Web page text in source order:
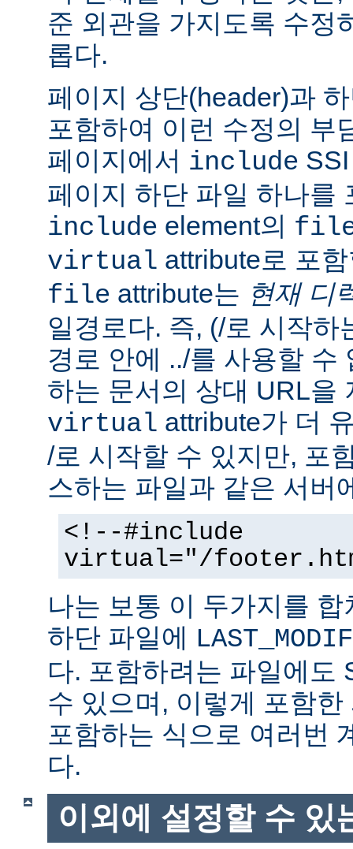
준 외관을 가지도록 수정
롭다.
페이지 상단(header)과
포함하여 이런 수정의 부
페이지에서 include
페이지 하단 파일 하나를
include element의
virtual attribute로 포
file attribute는 현재 디
일경로다. 즉, (/로 시작하
경로 안에 ../를 사용할 수
하는 문서의 상대 URL을
virtual attribute가 더
/로 시작할 수 있지만, 포
스하는 파일과 같은 서버
<!--#include
virtual="/
나는 보통 이 두가지를
하단 파일에
다. 포함하려는 파일에도
수 있으며, 이렇게 포함
포함하는 식으로 여러번
다.
이외에 설정할 수 있